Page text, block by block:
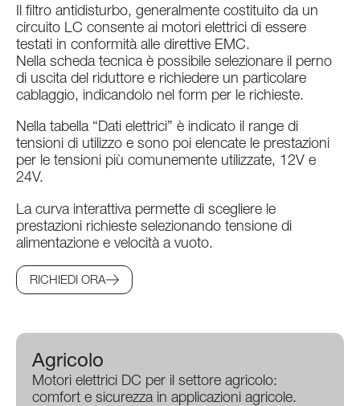
Il filtro antidisturbo, generalmente costituito da un
circuito LC consente ai motori elettrici di essere
testati in conformità alle direttive EMC.
Nella scheda tecnica è possibile selezionare il perno
di uscita del riduttore e richiedere un particolare
cablaggio, indicandolo nel form per le richieste.
Nella tabella “Dati elettrici” è indicato il range di
tensioni di utilizzo e sono poi elencate le prestazioni
per le tensioni più comunemente utilizzate, 12V e
24V.
La curva interattiva permette di scegliere le
prestazioni richieste selezionando tensione di
alimentazione e velocità a vuoto.
RICHIEDI ORA
Agricolo
Motori elettrici DC per il settore agricolo:
comfort e sicurezza in applicazioni agricole.